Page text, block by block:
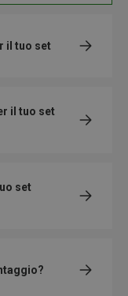
il tuo set
il tuo set
set